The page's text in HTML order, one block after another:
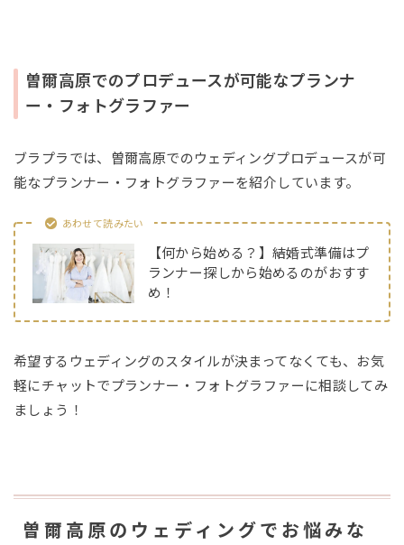
曽爾高原でのプロデュースが可能なプランナ
ー・フォトグラファー
ブラプラでは、曽爾高原でのウェディングプロデュースが可
能なプランナー・フォトグラファーを紹介しています。
あわせて読みたい
【何から始める？】結婚式準備はプ
ランナー探しから始めるのがおすす
め！
希望するウェディングのスタイルが決まってなくても、お気
軽にチャットでプランナー・フォトグラファーに相談してみ
ましょう！
曽爾高原のウェディングでお悩みな